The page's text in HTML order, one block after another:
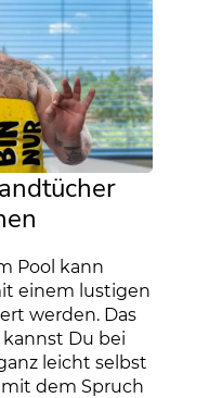
Pool kann
einem lustigen
werden. Das
Du bei
leicht selbst
dem Spruch